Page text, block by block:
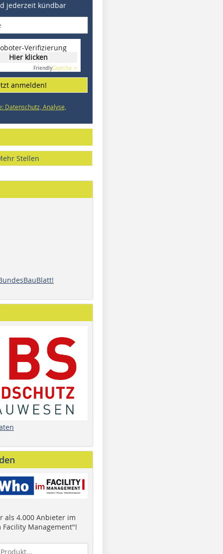
jederzeit kündbar
Verifizierung
Hier klicken
FriendlyCaptcha ⇗
anmelden!
Datenschutz, Analyse,
Stellen
als 4.000 Anbieter im
Facility Management"!